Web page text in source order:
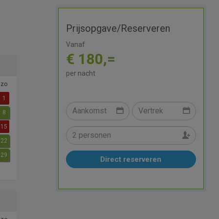
zo
1
8
15
22
29
Prijsopgave/Reserveren
Vanaf
€ 180,=
per nacht
Direct reserveren